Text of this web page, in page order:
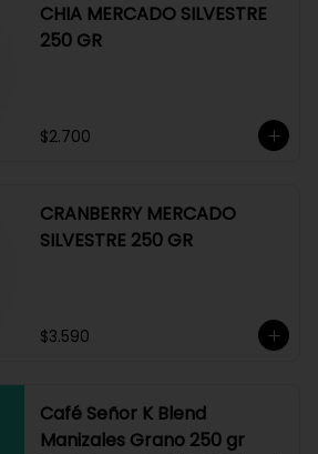
CHIA MERCADO SILVESTRE
250 GR
$2.700
CRANBERRY MERCADO
SILVESTRE 250 GR
$3.590
Café Señor K Blend
Manizales Grano 250 gr